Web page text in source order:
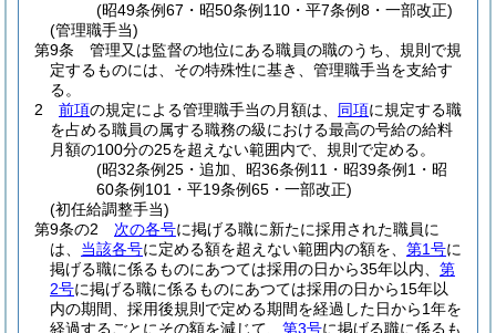
(昭49条例67・昭50条例110・平7条例8・一部改正)
(管理職手当)
第9条
管理又は監督の地位にある職員の職のうち、規則で規
定するものには、その特殊性に基き、管理職手当を支給す
る。
2
前項の規定による管理職手当の月額は、 同項に規定する職
を占める職員の属する職務の級における最高の号給の給料
月額の100分の25を超えない範囲内で、規則で定める。
(昭32条例25・追加、昭36条例11・昭39条例1・昭
60条例101・平19条例65・一部改正)
(初任給調整手当)
第9条の2
次の各号に掲げる職に新たに採用された職員に
は、 当該各号に定める額を超えない範囲内の額を、 第1号に
掲げる職に係るものにあつては採用の日から35年以内、 第
2号に掲げる職に係るものにあつては採用の日から15年以
内の期間、採用後規則で定める期間を経過した日から1年を
経過するごとにその額を減じて、 第3号に掲げる職に係るも